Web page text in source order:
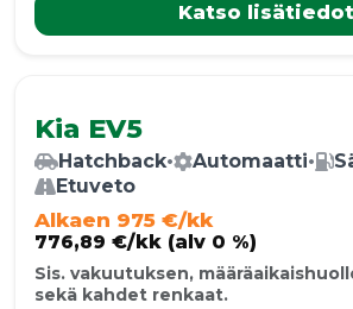
Katso lisätiedot
Kia EV5
Hatchback• Automaatti•
Etuveto
Alkaen 975 €/kk
776,89 €/kk (alv 0 %)
Sis. vakuutuksen,
sekä kahdet renkaat.